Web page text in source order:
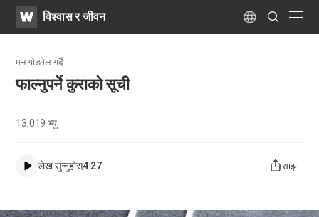
WATVविश्वास र जीवन Language
Search
Submit
मन गोडमेल गर्दै
फाल्नुपर्ने कुराको सूची
13,019भ्यु
लेख सुन्नुहोस्4:27 साझा